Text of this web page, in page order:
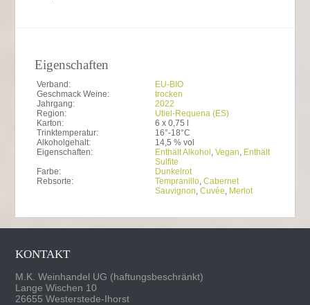
Eigenschaften
Verband:
EU-BIO
Geschmack Weine:
trocken
Jahrgang:
2022
Region:
Utiel-Requena (ES)
Karton:
6 x 0,75 l
Trinktemperatur:
16°-18°C
Alkoholgehalt:
14,5 % vol
Eigenschaften:
Enthält Alkohol Vegan Enthält
Sulfite
Farbe:
Dunkelrot
Rebsorte:
Tempranillo Cabernet
Sauvignon Cuvée Merlot
KONTAKT
M.K. Weinhandel UG (haftungsbeschränkt)
Lange Wischen 10
26655 Westerstede-Ihorst